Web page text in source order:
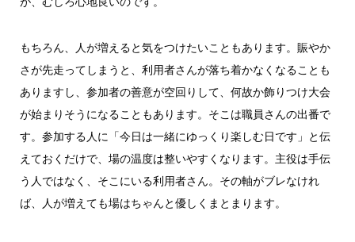
もちろん、人が増えると気をつけたいこともあります。賑やか
さが先走ってしまうと、利用者さんが落ち着かなくなることも
ありますし、参加者の善意が空回りして、何故か飾りつけ大会
が始まりそうになることもあります。そこは職員さんの出番で
す。参加する人に「今日は一緒にゆっくり楽しむ日です」と伝
えておくだけで、場の温度は整いやすくなります。主役は手伝
う人ではなく、そこにいる利用者さん。その軸がブレなけれ
ば、人が増えても場はちゃんと優しくまとまります。